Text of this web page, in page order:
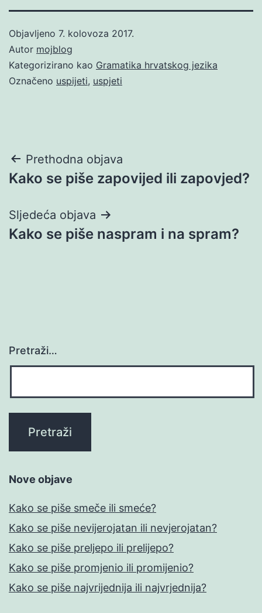
Objavljeno 7. kolovoza 2017.
Autor mojblog
Kategorizirano kao Gramatika hrvatskog jezika
Označeno uspijeti, uspjeti
Navigacija
objava
Prethodna objava
Kako se piše zapovijed ili zapovjed?
Sljedeća objava
Kako se piše naspram i na spram?
Pretraži…
Nove objave
Kako se piše smeče ili smeće?
Kako se piše nevijerojatan ili nevjerojatan?
Kako se piše preljepo ili prelijepo?
Kako se piše promjenio ili promijenio?
Kako se piše najvrijednija ili najvrjednija?